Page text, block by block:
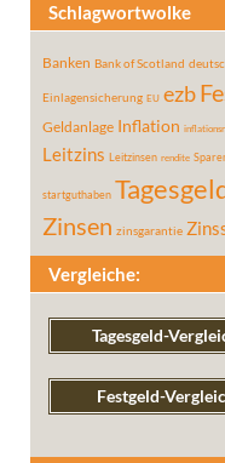
Schlagwortwolke
Banken Bank of Scotland
Einlagensicherung EU ezb
Geldanlage Inflation
Leitzins Leitzinsen rendite
startguthaben
Zinsen zinsgarantie
Vergleiche:
Tagesgeld-
Festgeld-